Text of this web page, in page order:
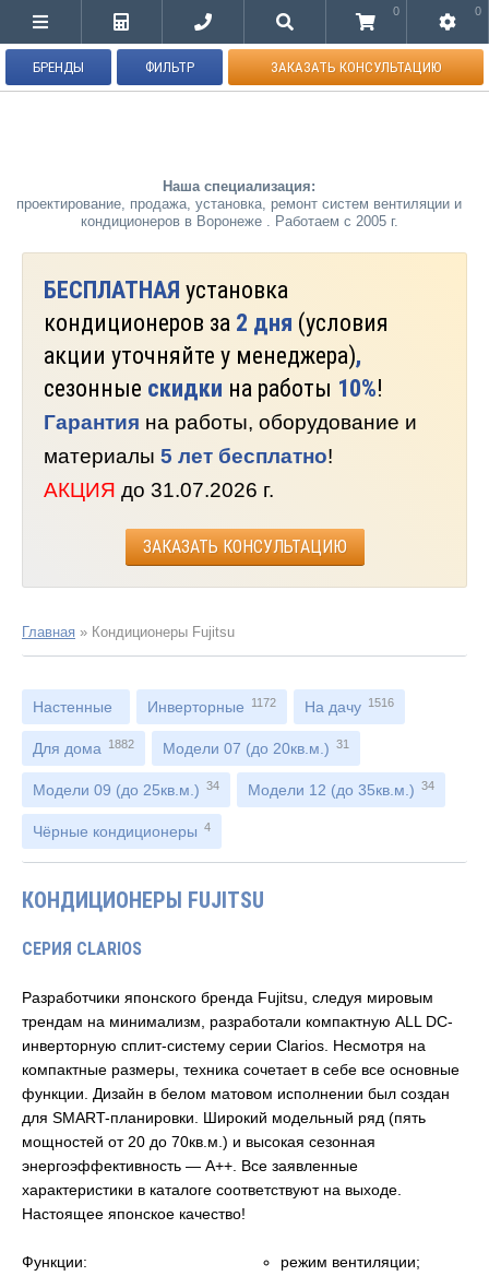
0 0
Наша специализация:
проектирование, продажа, установка, ремонт систем вентиляции и
кондиционеров в Воронеже . Работаем с 2005 г.
БРЕНДЫ ФИЛЬТР ЗАКАЗАТЬ КОНСУЛЬТАЦИЮ
БЕСПЛАТНАЯ установка
кондиционеров за 2 дня (условия
акции уточняйте у менеджера),
сезонные скидки на работы 10%!
Гарантия на работы, оборудование и
материалы 5 лет бесплатно!
АКЦИЯ до 31.07.2026 г.
ЗАКАЗАТЬ КОНСУЛЬТАЦИЮ
Главная » Кондиционеры Fujitsu
Настенные Инверторные 1172 На дачу 1516
Для дома 1882 Модели 07 (до 20кв.м.) 31
Модели 09 (до 25кв.м.) 34 Модели 12 (до 35кв.м.) 34
Чёрные кондиционеры 4
КОНДИЦИОНЕРЫ FUJITSU
СЕРИЯ CLARIOS
Разработчики японского бренда Fujitsu, следуя мировым
трендам на минимализм, разработали компактную ALL DC-
инверторную сплит-систему серии Clarios. Несмотря на
компактные размеры, техника сочетает в себе все основные
функции. Дизайн в белом матовом исполнении был создан
для SMART-планировки. Широкий модельный ряд (пять
мощностей от 20 до 70кв.м.) и высокая сезонная
энергоэффективность — A++. Все заявленные
характеристики в каталоге соответствуют на выходе.
Настоящее японское качество!
Функции:
режим вентиляции;